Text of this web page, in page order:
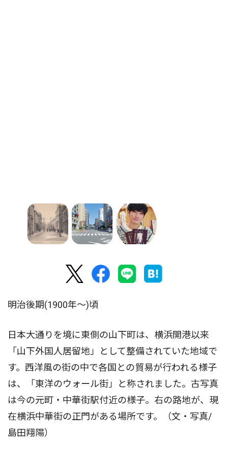
明治後期(1900年〜)頃
日本大通りを境に東側の山下町は、横浜開港以来
「山下外国人居留地」として整備されていた地域で
す。西洋風の街の中で各国との貿易が行われる様子
は、「東洋のウォール街」と称されました。古写真
は今の元町・中華街駅付近の様子。右の路地が、現
在横浜中華街の正門がある場所です。（文・写真/
島田翔陽）